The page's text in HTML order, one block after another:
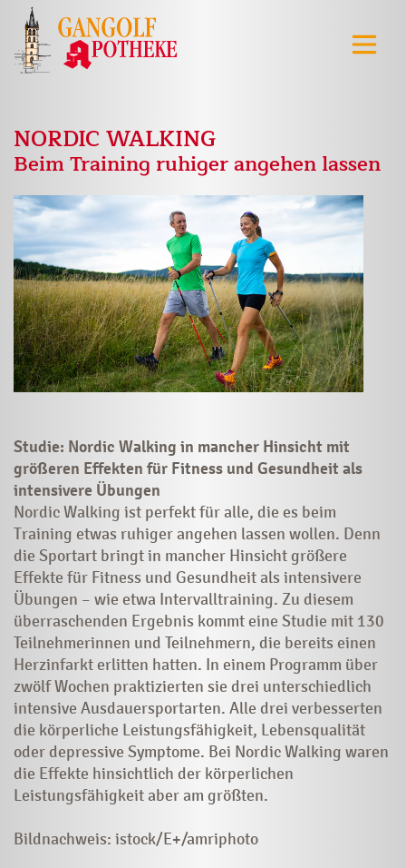
NORDIC WALKING
Beim Training ruhiger angehen lassen
Studie: Nordic Walking in mancher Hinsicht mit
größeren Effekten für Fitness und Gesundheit als
intensivere Übungen
Nordic Walking ist perfekt für alle, die es beim
Training etwas ruhiger angehen lassen wollen. Denn
die Sportart bringt in mancher Hinsicht größere
Effekte für Fitness und Gesundheit als intensivere
Übungen – wie etwa Intervalltraining. Zu diesem
überraschenden Ergebnis kommt eine Studie mit 130
Teilnehmerinnen und Teilnehmern, die bereits einen
Herzinfarkt erlitten hatten. In einem Programm über
zwölf Wochen praktizierten sie drei unterschiedlich
intensive Ausdauersportarten. Alle drei verbesserten
die körperliche Leistungsfähigkeit, Lebensqualität
oder depressive Symptome. Bei Nordic Walking waren
die Effekte hinsichtlich der körperlichen
Leistungsfähigkeit aber am größten.
Bildnachweis: istock/E+/amriphoto